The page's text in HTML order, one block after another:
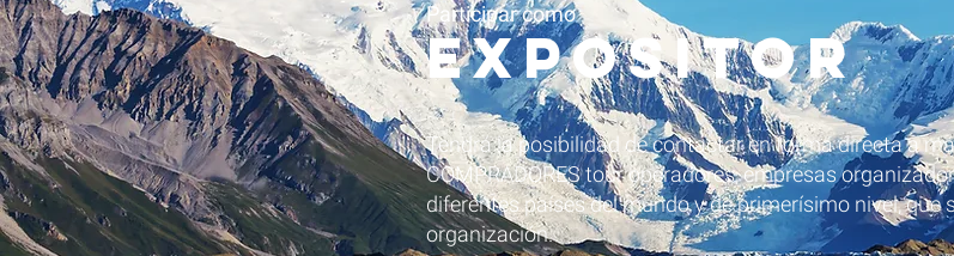
Participar como
Expositor
Tendrá la posibilidad de contactar en forma directa a
COMPRADORES tour operadores, empresas
diferentes países del mundo y de primerísimo nivel, que
organización.​